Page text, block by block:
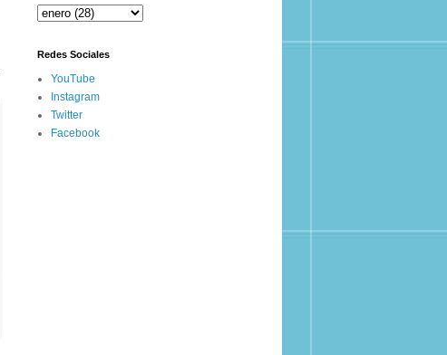
Redes Sociales
YouTube
Instagram
Twitter
Facebook